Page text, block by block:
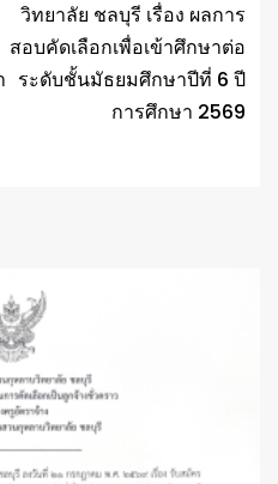
วิทยาลัย ชลบุรี เรื่อง ผลการ
สอบคัดเลือกเพื่อเข้าศึกษาต่อ
ระดับชั้นมัธยมศึกษาปีที่ 6 ปี
การศึกษา 2569